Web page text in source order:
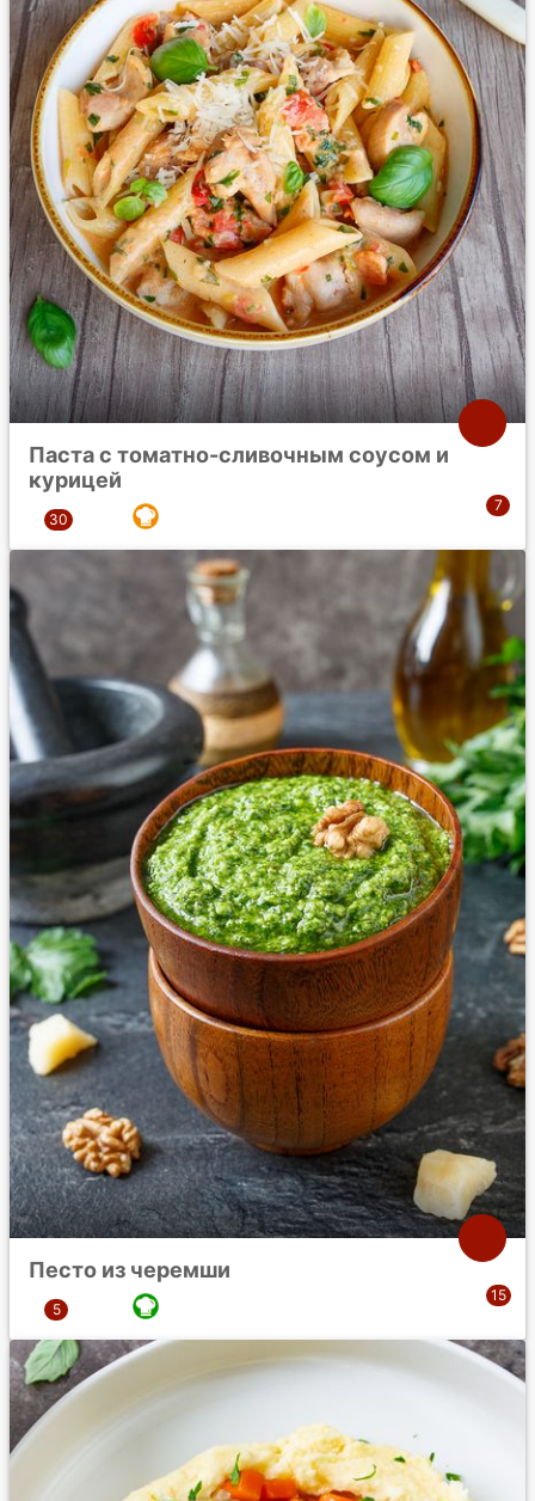
Паста с томатно-сливочным соусом и
курицей
Песто из черемши